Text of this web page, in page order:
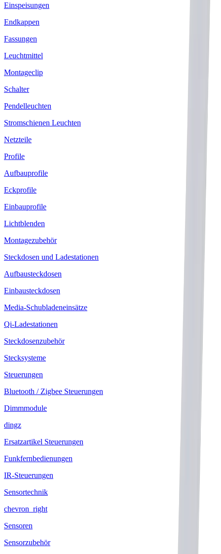
Einspeisungen
Endkappen
Fassungen
Leuchtmittel
Montageclip
Schalter
Pendelleuchten
Stromschienen Leuchten
Netzteile
Profile
Aufbauprofile
Eckprofile
Einbauprofile
Lichtblenden
Montagezubehör
Steckdosen und Ladestationen
Aufbausteckdosen
Einbausteckdosen
Media-Schubladeneinsätze
Qi-Ladestationen
Steckdosenzubehör
Stecksysteme
Steuerungen
Bluetooth / Zigbee Steuerungen
Dimmmodule
dingz
Ersatzartikel Steuerungen
Funkfernbedienungen
IR-Steuerungen
Sensortechnik
chevron_right
Sensoren
Sensorzubehör